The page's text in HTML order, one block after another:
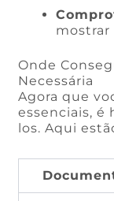
mostrar
Onde
Necessária
Agora que
essenciais, é
los. Aqui